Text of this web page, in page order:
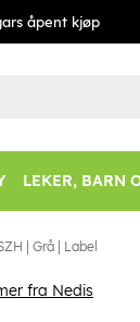
åpent kjøp
LEKER, BARN
| Grå | Label
fra Nedis